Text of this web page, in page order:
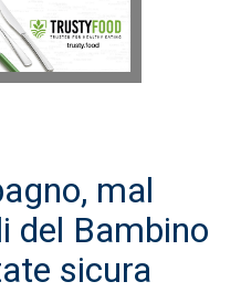
mal
del Bambino
sicura